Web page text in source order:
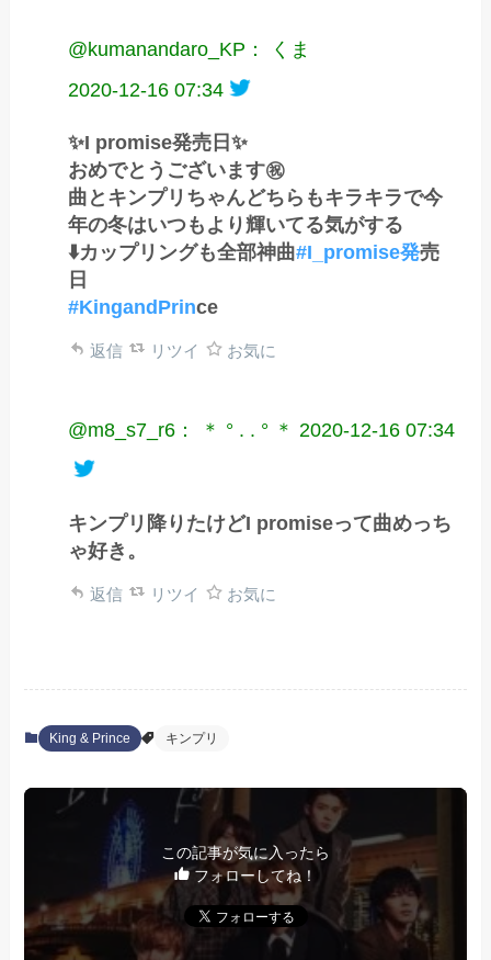
@kumanandaro_KP： くま
2020-12-16 07:34
✨I promise発売日✨
おめでとうございます㊗️
曲とキンプリちゃんどちらもキラキラで今
年の冬はいつもより輝いてる気がする
⬇️カップリングも全部神曲#I_promise発売
日
#KingandPrince
返信 リツイ お気に
@m8_s7_r6： ＊ ° . . ° ＊ 2020-12-16 07:34
キンプリ降りたけどI promiseって曲めっち
ゃ好き。
返信 リツイ お気に
King & Prince キンプリ
この記事が気に入ったら
フォローしてね！